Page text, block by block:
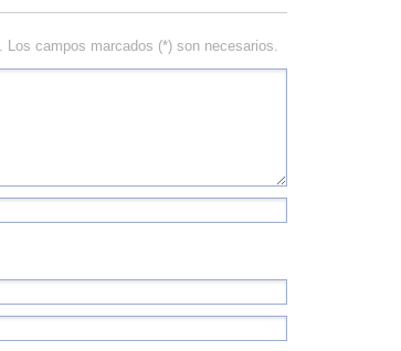
campos marcados (*) son necesarios.